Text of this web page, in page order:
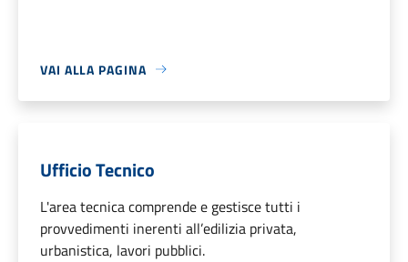
VAI ALLA PAGINA
Ufficio Tecnico
L'area tecnica comprende e gestisce tutti i
provvedimenti inerenti all’edilizia privata,
urbanistica, lavori pubblici.